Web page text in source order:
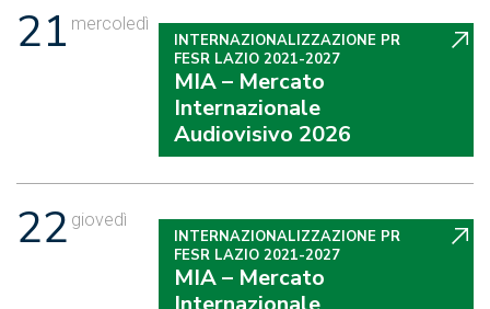
21 mercoledì
INTERNAZIONALIZZAZIONE PR
FESR LAZIO 2021-2027
MIA – Mercato
Internazionale
Audiovisivo 2026
22 giovedì
INTERNAZIONALIZZAZIONE PR
FESR LAZIO 2021-2027
MIA – Mercato